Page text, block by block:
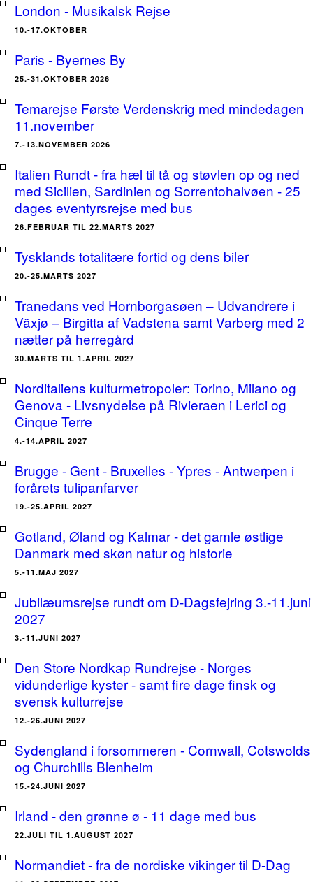
London - Musikalsk Rejse
10.-17.OKTOBER
Paris - Byernes By
25.-31.OKTOBER 2026
Temarejse Første Verdenskrig med mindedagen
11.november
7.-13.NOVEMBER 2026
Italien Rundt - fra hæl til tå og støvlen op og ned
med Sicilien, Sardinien og Sorrentohalvøen - 25
dages eventyrsrejse med bus
26.FEBRUAR TIL 22.MARTS 2027
Tysklands totalitære fortid og dens biler
20.-25.MARTS 2027
Tranedans ved Hornborgasøen – Udvandrere i
Växjø – Birgitta af Vadstena samt Varberg med 2
nætter på herregård
30.MARTS TIL 1.APRIL 2027
Norditaliens kulturmetropoler: Torino, Milano og
Genova - Livsnydelse på Rivieraen i Lerici og
Cinque Terre
4.-14.APRIL 2027
Brugge - Gent - Bruxelles - Ypres - Antwerpen i
forårets tulipanfarver
19.-25.APRIL 2027
Gotland, Øland og Kalmar - det gamle østlige
Danmark med skøn natur og historie
5.-11.MAJ 2027
Jubilæumsrejse rundt om D-Dagsfejring 3.-11.juni
2027
3.-11.JUNI 2027
Den Store Nordkap Rundrejse - Norges
vidunderlige kyster - samt fire dage finsk og
svensk kulturrejse
12.-26.JUNI 2027
Sydengland i forsommeren - Cornwall, Cotswolds
og Churchills Blenheim
15.-24.JUNI 2027
Irland - den grønne ø - 11 dage med bus
22.JULI TIL 1.AUGUST 2027
Normandiet - fra de nordiske vikinger til D-Dag